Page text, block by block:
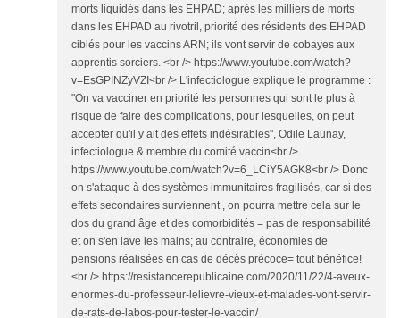
morts liquidés dans les EHPAD; après les milliers de morts
dans les EHPAD au rivotril, priorité des résidents des EHPAD
ciblés pour les vaccins ARN; ils vont servir de cobayes aux
apprentis sorciers. <br /> https://www.youtube.com/watch?
v=EsGPINZyVZI<br /> L'infectiologue explique le programme :
"On va vacciner en priorité les personnes qui sont le plus à
risque de faire des complications, pour lesquelles, on peut
accepter qu'il y ait des effets indésirables", Odile Launay,
infectiologue & membre du comité vaccin<br />
https://www.youtube.com/watch?v=6_LCiY5AGK8<br /> Donc
on s'attaque à des systèmes immunitaires fragilisés, car si des
effets secondaires surviennent , on pourra mettre cela sur le
dos du grand âge et des comorbidités = pas de responsabilité
et on s'en lave les mains; au contraire, économies de
pensions réalisées en cas de décès précoce= tout bénéfice!
<br /> https://resistancerepublicaine.com/2020/11/22/4-aveux-
enormes-du-professeur-lelievre-vieux-et-malades-vont-servir-
de-rats-de-labos-pour-tester-le-vaccin/